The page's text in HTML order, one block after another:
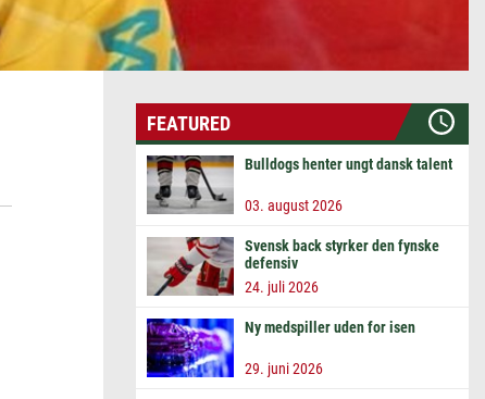
FEATURED
Bulldogs henter ungt dansk talent
03. august 2026
Svensk back styrker den fynske
defensiv
24. juli 2026
Ny medspiller uden for isen
29. juni 2026